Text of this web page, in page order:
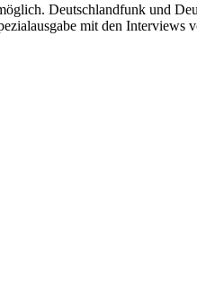
Deutschlandfunk und
mit den Interviews